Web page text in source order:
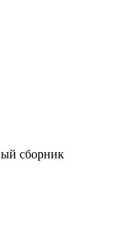
сборник